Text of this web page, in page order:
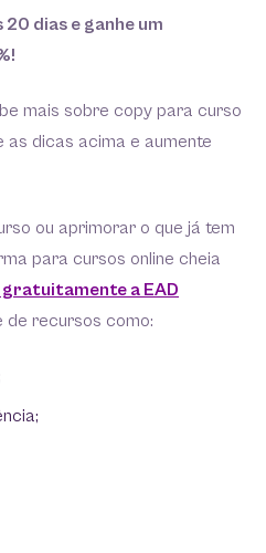
dias e ganhe um
mais sobre copy para curso
as dicas acima e aumente
ou aprimorar o que já tem
para cursos online cheia
a EAD
de recursos como: